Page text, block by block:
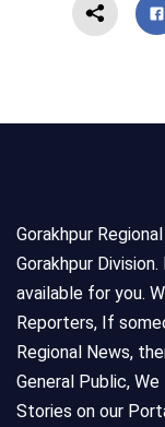
Gorakhpur
Gorakhpur
available for you.
Reporters, If
Regional News,
General Public,
Stories on our